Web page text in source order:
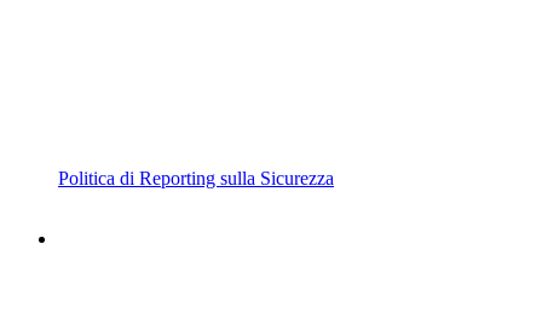
Politica di Reporting sulla Sicurezza